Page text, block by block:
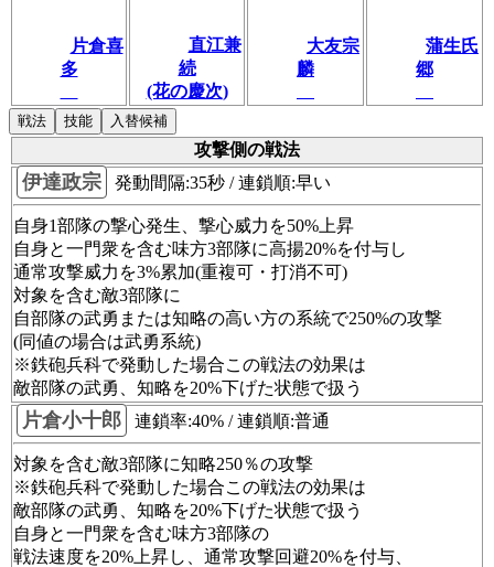
片倉喜
多
直江兼
続
(花の慶次)
大友宗
麟
蒲生氏
郷
戦法 技能 入替候補
攻撃側の戦法
伊達政宗 発動間隔:35秒 / 連鎖順:早い
自身1部隊の撃心発生、撃心威力を50%上昇
自身と一門衆を含む味方3部隊に高揚20%を付与し
通常攻撃威力を3%累加(重複可・打消不可)
対象を含む敵3部隊に
自部隊の武勇または知略の高い方の系統で250%の攻撃
(同値の場合は武勇系統)
※鉄砲兵科で発動した場合この戦法の効果は
敵部隊の武勇、知略を20%下げた状態で扱う
片倉小十郎 連鎖率:40% / 連鎖順:普通
対象を含む敵3部隊に知略250％の攻撃
※鉄砲兵科で発動した場合この戦法の効果は
敵部隊の武勇、知略を20%下げた状態で扱う
自身と一門衆を含む味方3部隊の
戦法速度を20%上昇し、通常攻撃回避20%を付与、